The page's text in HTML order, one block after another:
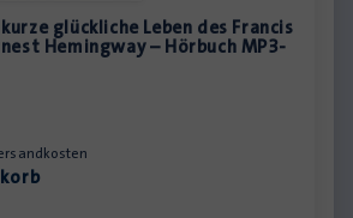
glückliche Leben des Francis
Hemingway – Hörbuch MP3-